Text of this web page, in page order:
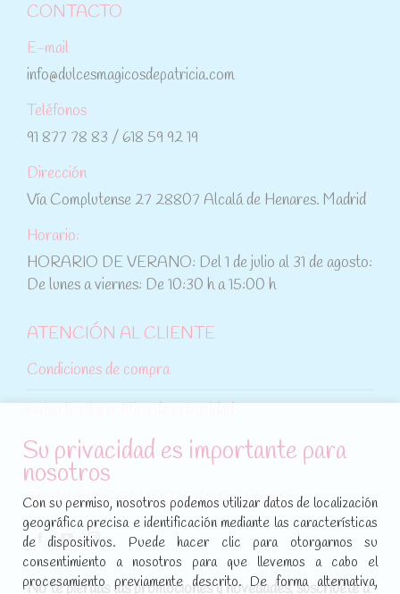
CONTACTO
E-mail
info@dulcesmagicosdepatricia.com
Teléfonos
91 877 78 83 / 618 59 92 19
Dirección
Vía Complutense 27 28807 Alcalá de Henares. Madrid
Horario:
HORARIO DE VERANO: Del 1 de julio al 31 de agosto:
De lunes a viernes: De 10:30 h a 15:00 h
ATENCIÓN AL CLIENTE
Condiciones de compra
Política de cookies
SÍGUENOS EN REDES SOCIALES
Encuéntranos en:
Facebook
page
YouTube
page
Instagram
page
No te pierdas las promociones y novedades, suscríbete a
Su privacidad es importante para
nosotros
Con su permiso, nosotros podemos utilizar datos de localización
geográfica precisa e identificación mediante las características
de dispositivos. Puede hacer clic para otorgarnos su
consentimiento a nosotros para que llevemos a cabo el
procesamiento previamente descrito. De forma alternativa,